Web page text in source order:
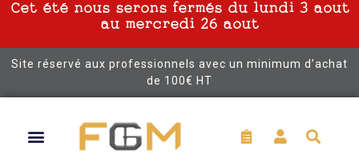
Cet été nous serons fermés du lundi 3 aout
au mercredi 26 aout
Site réservé aux professionnels avec un minimum d’achat
de 100€ HT